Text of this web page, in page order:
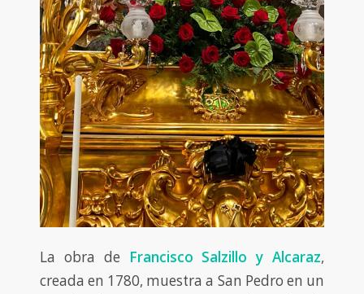
La obra de Francisco Salzillo y Alcaraz,
creada en 1780, muestra a San Pedro en un